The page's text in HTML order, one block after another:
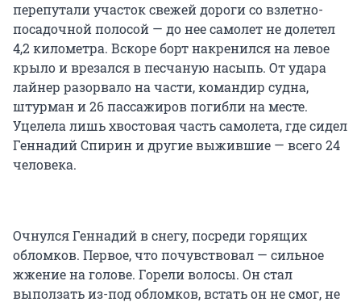
перепутали участок свежей дороги со взлетно-
посадочной полосой — до нее самолет не долетел
4,2 километра. Вскоре борт накренился на левое
крыло и врезался в песчаную насыпь. От удара
лайнер разорвало на части, командир судна,
штурман и 26 пассажиров погибли на месте.
Уцелела лишь хвостовая часть самолета, где сидел
Геннадий Спирин и другие выжившие — всего 24
человека.
Очнулся Геннадий в снегу, посреди горящих
обломков. Первое, что почувствовал — сильное
жжение на голове. Горели волосы. Он стал
выползать из-под обломков, встать он не смог, не